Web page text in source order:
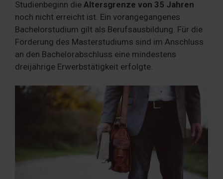
Studienbeginn die Altersgrenze von 35 Jahren
noch nicht erreicht ist. Ein vorangegangenes
Bachelorstudium gilt als Berufsausbildung. Für die
Förderung des Masterstudiums sind im Anschluss
an den Bachelorabschluss eine mindestens
dreijährige Erwerbstätigkeit erfolgte.